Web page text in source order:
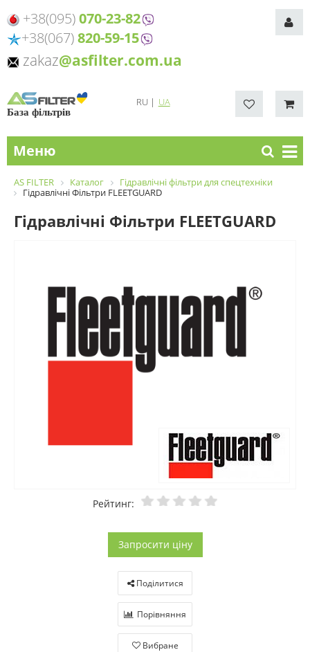
+38(095)070-23-82
+38(067)820-59-15
zakaz@asfilter.com.ua
База фільтрів
RU | UA
Меню
AS FILTER Каталог
Гідравлічні фільтри для спецтехніки
Гідравлічні Фільтри FLEETGUARD
Гідравлічні Фільтри FLEETGUARD
Рейтинг:
Запросити ціну
Поділитися
Порівняння
Вибране